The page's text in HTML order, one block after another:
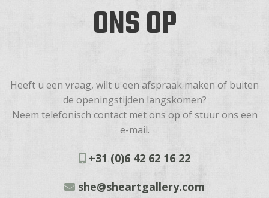
ONS OP
Heeft u een vraag, wilt u een afspraak maken of buiten
de openingstijden langskomen?
Neem telefonisch contact met ons op of stuur ons een
e-mail.
+31 (0)6 42 62 16 22
she@sheartgallery.com